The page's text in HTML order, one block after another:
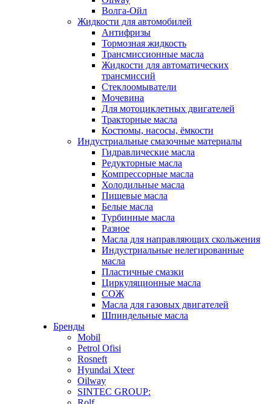
Волга-Ойл
Жидкости для автомобилей
Антифризы
Тормозная жидкость
Трансмиссионные масла
Жидкости для автоматических
трансмиссий
Стеклоомыватели
Мочевина
Для мотоциклетных двигателей
Тракторные масла
Костюмы, насосы, ёмкости
Индустриальные смазочные материалы
Гидравлические масла
Редукторные масла
Компрессорные масла
Холодильные масла
Пищевые масла
Белые масла
Турбинные масла
Разное
Масла для направляющих скольжения
Индустриальные нелегированные
масла
Пластичные смазки
Циркуляционные масла
СОЖ
Масла для газовых двигателей
Шпиндельные масла
Бренды
Mobil
Petrol Ofisi
Rosneft
Hyundai Xteer
Oilway
SINTEC GROUP: